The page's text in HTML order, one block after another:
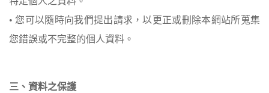
• 您可以隨時向我們提出請求，以更正或刪除本網站所蒐集
您錯誤或不完整的個人資料。
三、資料之保護